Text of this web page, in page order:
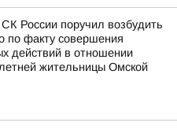
России поручил возбудить
по факту совершения
действий в отношении
жительницы Омской